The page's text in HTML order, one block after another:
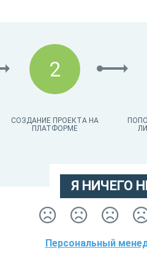
2
СОЗДАНИЕ ПРОЕКТА НА
ПЛАТФОРМЕ
Я НИЧЕГО
Персональный